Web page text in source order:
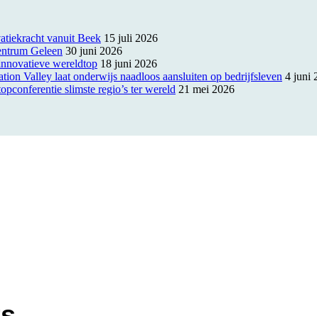
vanuit Beek 15 juli 2026
Geleen 30 juni 2026
wereldtop 18 juni 2026
Valley laat onderwijs naadloos aansluiten op bedrijfsleven 4 juni
slimste regio’s ter wereld 21 mei 2026